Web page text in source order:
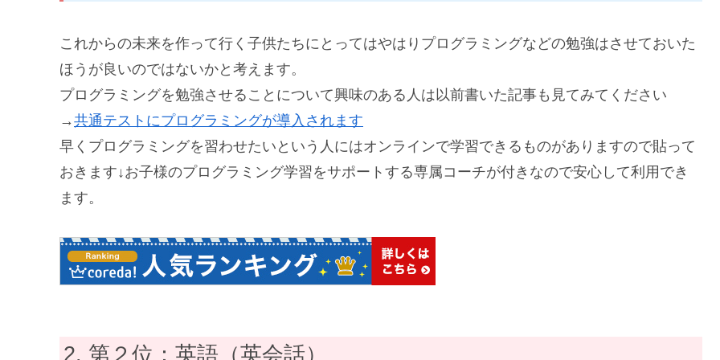
これからの未来を作って行く子供たちにとってはやはりプログラミングなどの勉強はさせておいた
ほうが良いのではないかと考えます。
プログラミングを勉強させることについて興味のある人は以前書いた記事も見てみてください
→共通テストにプログラミングが導入されます
早くプログラミングを習わせたいという人にはオンラインで学習できるものがありますので貼って
おきます↓お子様のプログラミング学習をサポートする専属コーチが付きなので安心して利用でき
ます。
第２位：英語（英会話）